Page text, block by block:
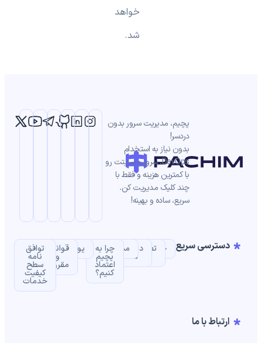
خواهد
شد.
پچیم، مدیریت سرور بدون
دردسر!
بدون نیاز به استخدام
DevOps، سرور و سایتت رو
با کمترین هزینه و فقط با
چند کلیک مدیریت کن.
سریع، ساده و بهینه!
دسترسی سریع خانهتعرفهدرباره
ما
مستندات
چرا به
پچیم
اعتماد
کنیم؟
یوزکیس‌ها
قوانین
و
مقررات
توافق‌
نامه
سطح
کیفیت
خدمات
ارتباط با ما